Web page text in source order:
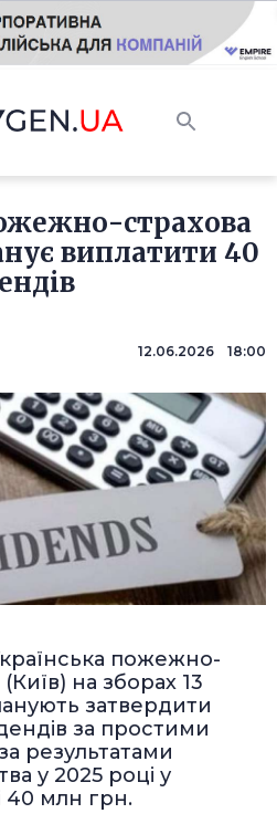
страхова
виплатити 40
12.06.2026 18:00
пожежно-
на зборах 13
затвердити
за простими
результатами
у 2025 році у
40 млн грн.